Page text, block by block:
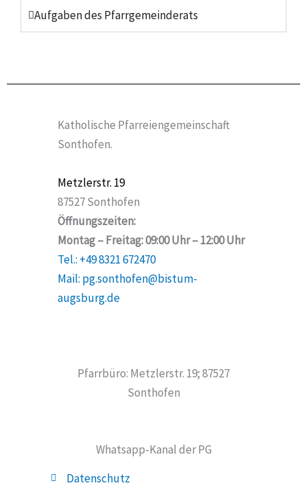
Aufgaben des Pfarrgemeinderats
Katholische Pfarreiengemeinschaft
Sonthofen.
Metzlerstr. 19
87527 Sonthofen
Öffnungszeiten:
Montag – Freitag: 09:00 Uhr – 12:00 Uhr
Tel.: +49 8321 672470
Mail: pg.sonthofen@bistum-
augsburg.de
Datenschutz
Pfarrbüro: Metzlerstr. 19; 87527
Sonthofen
Whatsapp-Kanal der PG